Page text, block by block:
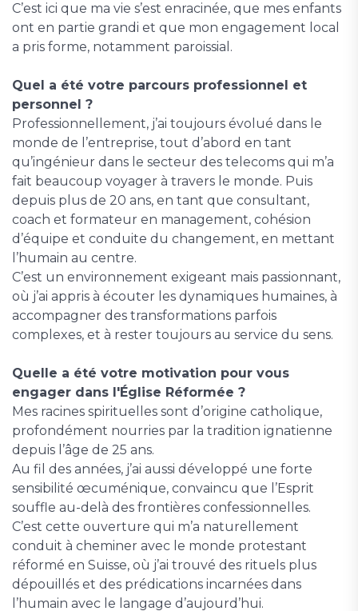
C’est ici que ma vie s’est enracinée, que mes enfants
ont en partie grandi et que mon engagement local
a pris forme, notamment paroissial.
Quel a été votre parcours professionnel et
personnel ?
Professionnellement, j’ai toujours évolué dans le
monde de l’entreprise, tout d’abord en tant
qu’ingénieur dans le secteur des telecoms qui m’a
fait beaucoup voyager à travers le monde. Puis
depuis plus de 20 ans, en tant que consultant,
coach et formateur en management, cohésion
d’équipe et conduite du changement, en mettant
l’humain au centre.
C’est un environnement exigeant mais passionnant,
où j’ai appris à écouter les dynamiques humaines, à
accompagner des transformations parfois
complexes, et à rester toujours au service du sens.
Quelle a été votre motivation pour vous
engager dans l'Église Réformée ?
Mes racines spirituelles sont d’origine catholique,
profondément nourries par la tradition ignatienne
depuis l’âge de 25 ans.
Au fil des années, j’ai aussi développé une forte
sensibilité œcuménique, convaincu que l’Esprit
souffle au-delà des frontières confessionnelles.
C’est cette ouverture qui m’a naturellement
conduit à cheminer avec le monde protestant
réformé en Suisse, où j’ai trouvé des rituels plus
dépouillés et des prédications incarnées dans
l’humain avec le langage d’aujourd’hui.